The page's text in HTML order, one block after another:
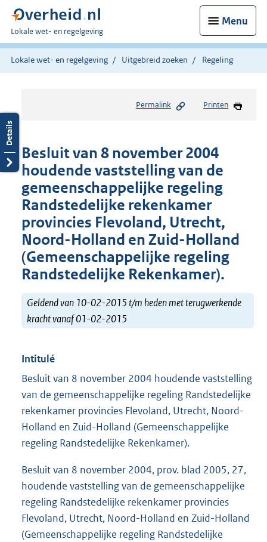
Menu
U
bent
hier:
Lokale wet- en regelgeving
Lokale wet- en regelgeving Uitgebreid zoeken Regeling
Permalink Printen
Besluit van 8 november 2004
houdende vaststelling van de
gemeenschappelijke regeling
Randstedelijke rekenkamer
provincies Flevoland, Utrecht,
Noord-Holland en Zuid-Holland
(Gemeenschappelijke regeling
Randstedelijke Rekenkamer).
Geldend van 10-02-2015 t/m heden met terugwerkende
kracht vanaf 01-02-2015
Intitulé
Besluit van 8 november 2004 houdende vaststelling
van de gemeenschappelijke regeling Randstedelijke
rekenkamer provincies Flevoland, Utrecht, Noord-
Holland en Zuid-Holland (Gemeenschappelijke
regeling Randstedelijke Rekenkamer).
Besluit van 8 november 2004, prov. blad 2005, 27,
houdende vaststelling van de gemeenschappelijke
regeling Randstedelijke rekenkamer provincies
Flevoland, Utrecht, Noord-Holland en Zuid-Holland
(Gemeenschappelijke regeling Randstedelijke